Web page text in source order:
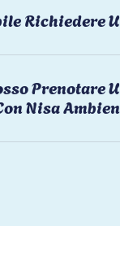
Richiedere
Prenotare
Nisa